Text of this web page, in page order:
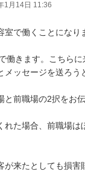
1月14日 11:36
で働くことになり
働きます。こちら
ッセージを送ろう
前職場の2択をお伝
た場合、前職場は
来たとしても損害